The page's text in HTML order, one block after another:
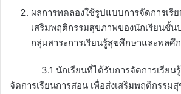
ผลการทดลองใช้รูปแบบการจัดการเรี
เสริมพฤติกรรมสุขภาพของนักเรียนชั้น
กลุ่มสาระการเรียนรู้สุขศึกษาและพลศึ
3.1 นักเรียนที่ได้รับการจัดการเรียนรู้
จัดการเรียนการสอน เพื่อส่งเสริมพฤติกรร